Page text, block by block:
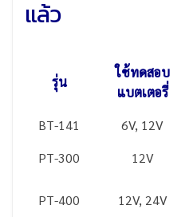
แล้ว
รุ่น
ใช้ทดสอบ
แบตเตอรี่
BT-141
6V, 12V
PT-300
12V
PT-400 12V, 24V